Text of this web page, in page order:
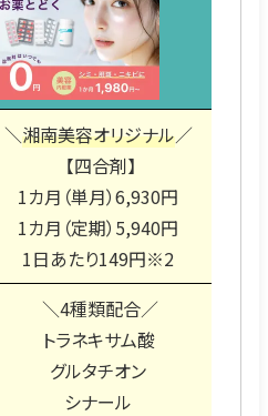
＼湘南美容オリジナル／
【四合剤】
1カ月（単月）6,930円
1カ月（定期）5,940円
1日あたり149円※2
＼4種類配合／
トラネキサム酸
グルタチオン
シナール